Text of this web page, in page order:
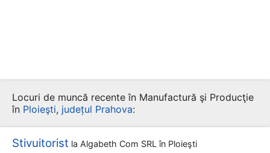
Locuri de muncă recente în Manufactură şi Producţie
în Ploieşti, județul Prahova:
Stivuitorist la Algabeth Com SRL în Ploieşti